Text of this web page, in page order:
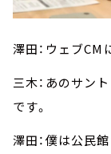
澤田：ウェブCM
三木：あのサン
です。
澤田：僕は公民